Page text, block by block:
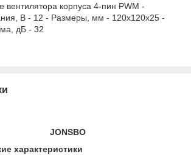
вентилятора корпуса 4-пин PWM -
В - 12 - Размеры, мм - 120х120х25 -
дБ - 32
JONSBO
характеристики